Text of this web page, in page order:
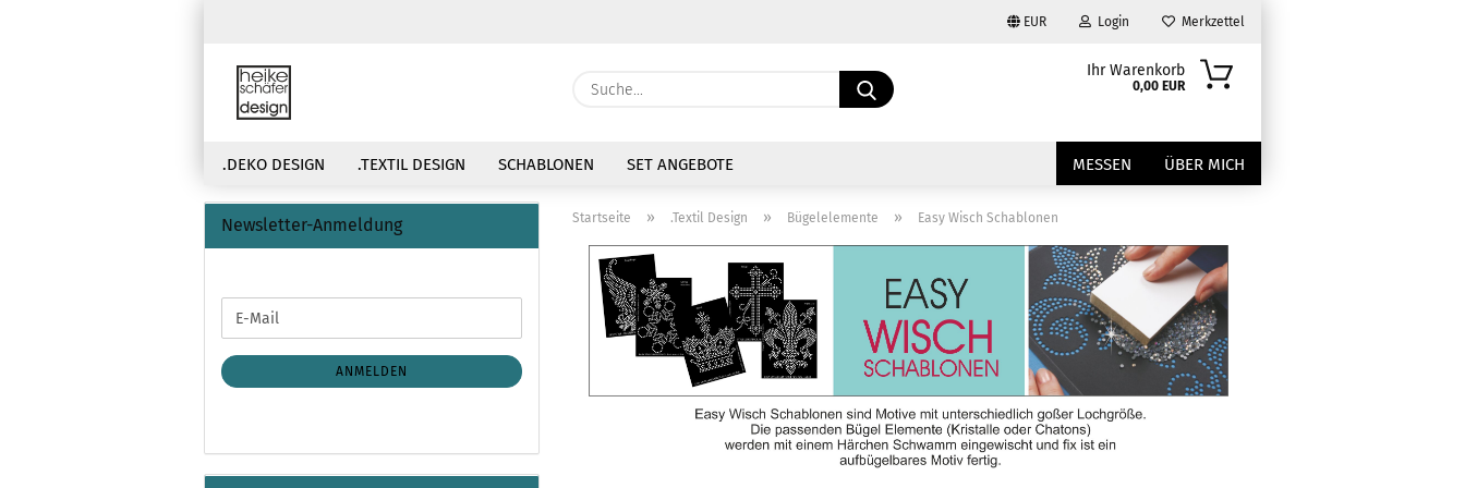
EUR
Währung auswählen
Login
Konto erstellen
Passwort vergessen?
Merkzettel
Suche...
Ihr Warenkorb
0,00 EUR
.DEKO DESIGN .TEXTIL DESIGN SCHABLONEN SET ANGEBOTE MESSEN ÜBER MICH
Startseite » .Textil Design » Bügelelemente » Easy Wisch Schablonen
Newsletter-Anmeldung
ZUR
ANMELDUNG
E-
Mail
ANMELDEN